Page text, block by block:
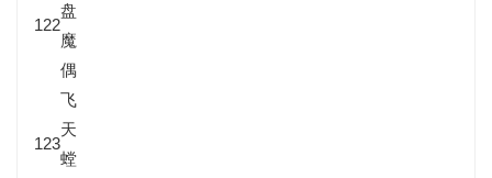
122
盘
魔
偶
123
飞
天
螳